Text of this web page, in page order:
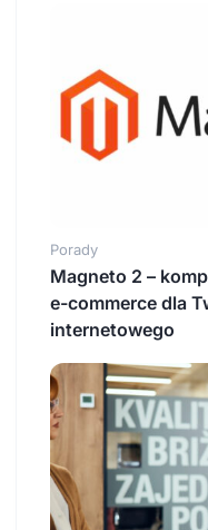
Porady
Magneto 2 –
e-commerce dla
internetowego